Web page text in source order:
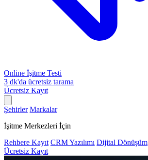
Online İşitme Testi
3 dk'da ücretsiz tarama
Ücretsiz Kayıt
Şehirler Markalar
İşitme Merkezleri İçin
Rehbere Kayıt CRM Yazılımı Dijital Dönüşüm
Ücretsiz Kayıt